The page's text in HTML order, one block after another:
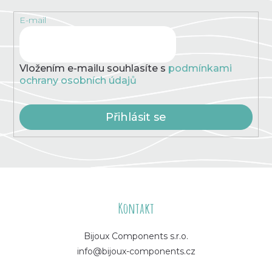
E-mail
Vložením e-mailu souhlasíte s podmínkami
ochrany osobních údajů
Přihlásit se
Kontakt
Bijoux Components s.r.o.
info@bijoux-components.cz